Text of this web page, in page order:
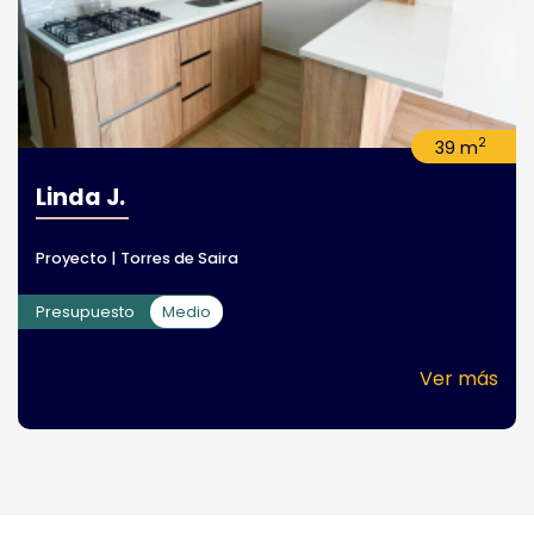
39 m2
Linda J.
Proyecto | Torres de Saira
Presupuesto Medio
Ver más